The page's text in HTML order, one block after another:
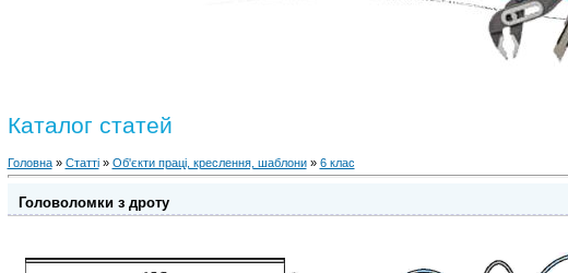
Каталог статей
Головна» Статті» Об'єкти праці, креслення, шаблони» 6 клас
Головоломки з дроту